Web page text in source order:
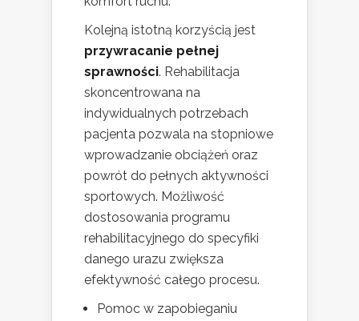
Kolejną istotną korzyścią jest
przywracanie pełnej
sprawności. Rehabilitacja
skoncentrowana na
indywidualnych potrzebach
pacjenta pozwala na stopniowe
wprowadzanie obciążeń oraz
powrót do pełnych aktywności
sportowych. Możliwość
dostosowania programu
rehabilitacyjnego do specyfiki
danego urazu zwiększa
efektywność całego procesu.
Pomoc w zapobieganiu